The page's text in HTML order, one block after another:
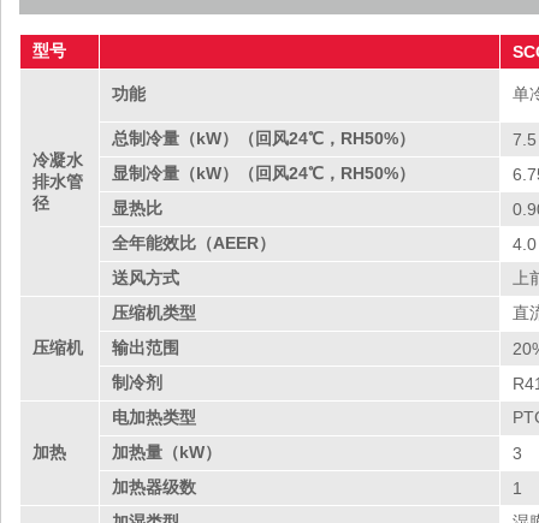
型号
冷凝水
排水管
径
功能 单
总制冷量（kW）（回风24℃，RH50%）
7.5
显制冷量（kW）（回风24℃，RH50%）
显热比
全年能效比（AEER）
4.0
送风方式
上
压缩机
压缩机类型
直
输出范围
制冷剂
加热
电加热类型
加热量（kW）
3
加热器级数
1